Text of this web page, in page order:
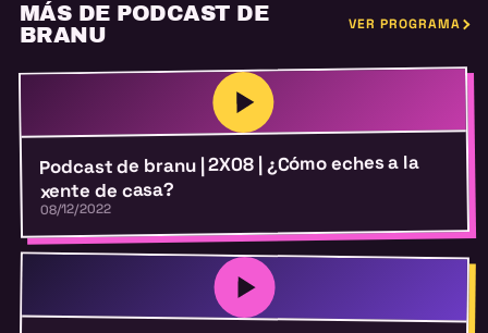
MÁS DE PODCAST DE
BRANU
VER PROGRAMA
Podcast de branu | 2X08 | ¿Cómo eches a la
xente de casa?
08/12/2022